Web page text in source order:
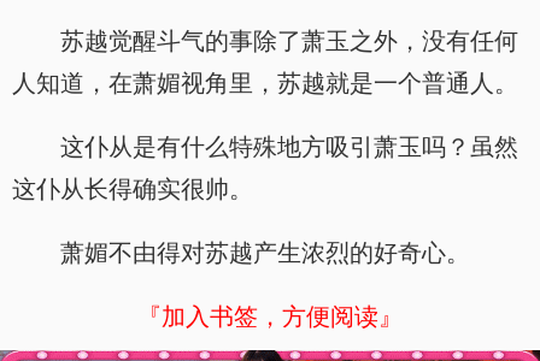
苏越觉醒斗气的事除了萧玉之外，没有任何
人知道，在萧媚视角里，苏越就是一个普通人。
这仆从是有什么特殊地方吸引萧玉吗？虽然
这仆从长得确实很帅。
萧媚不由得对苏越产生浓烈的好奇心。
『加入书签，方便阅读』